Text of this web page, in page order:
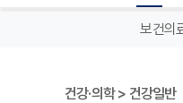
보건의
건강·의학 > 건강일반